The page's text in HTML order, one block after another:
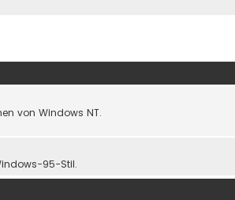
von Windows NT.
95-Stil.